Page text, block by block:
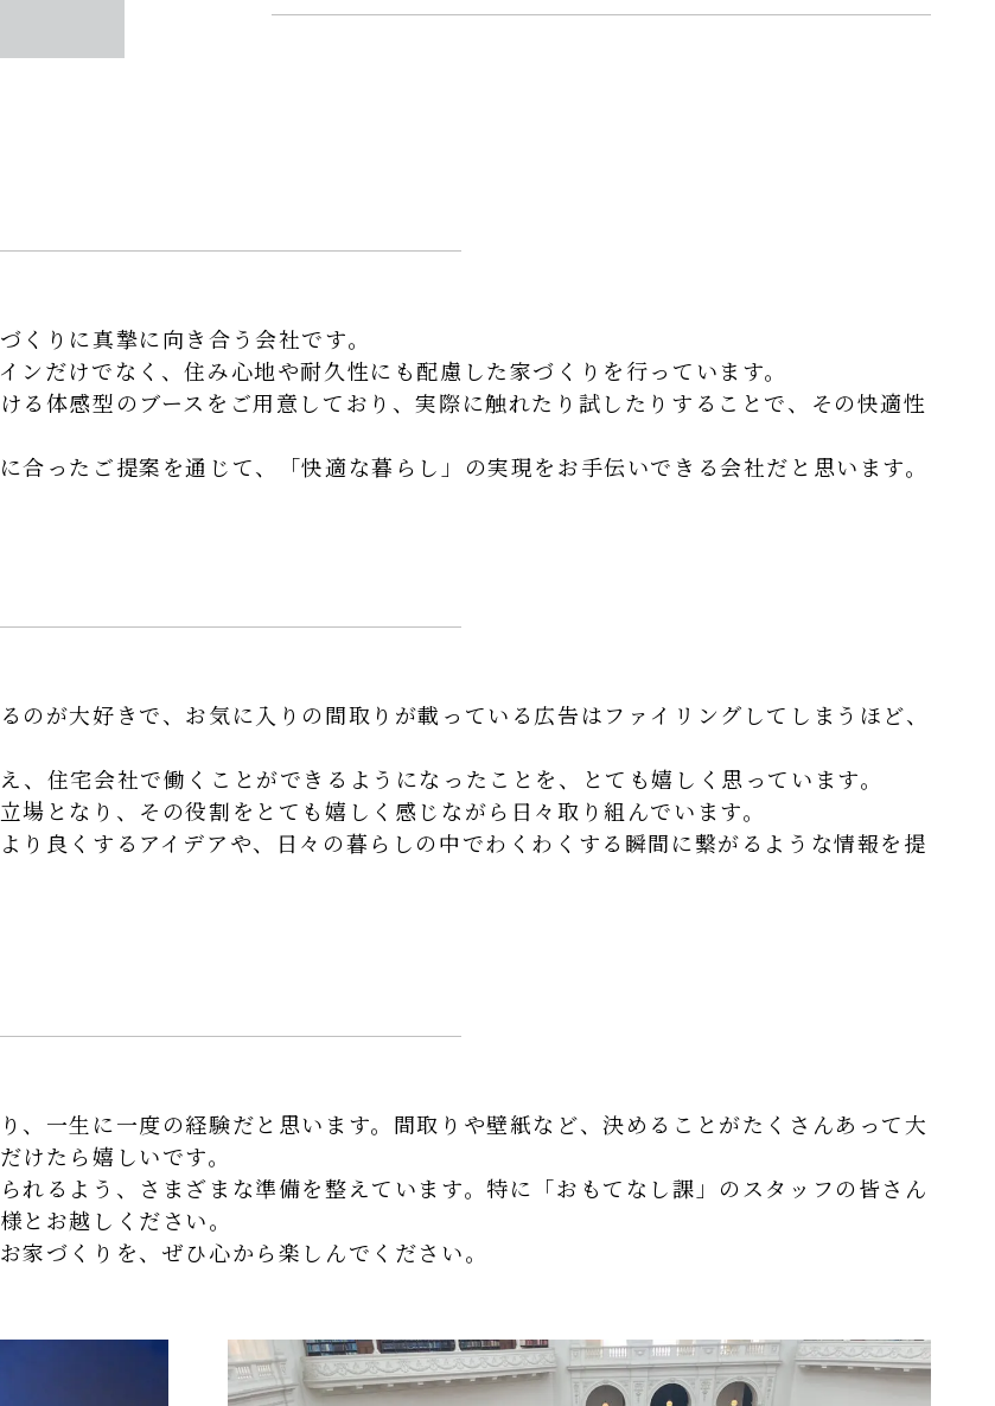
りに真摯に向き合う会社です。
だけでなく、住み心地や耐久性にも配慮した家づくりを行っています。
る体感型のブースをご用意しており、実際に触れたり試したりすることで、その快適性
合ったご提案を通じて、「快適な暮らし」の実現をお手伝いできる会社だと思います。
が大好きで、お気に入りの間取りが載っている広告はファイリングしてしまうほど、
住宅会社で働くことができるようになったことを、とても嬉しく思っています。
となり、その役割をとても嬉しく感じながら日々取り組んでいます。
り良くするアイデアや、日々の暮らしの中でわくわくする瞬間に繋がるような情報を提
、一生に一度の経験だと思います。間取りや壁紙など、決めることがたくさんあって大
けたら嬉しいです。
れるよう、さまざまな準備を整えています。特に「おもてなし課」のスタッフの皆さん
とお越しください。
づくりを、ぜひ心から楽しんでください。